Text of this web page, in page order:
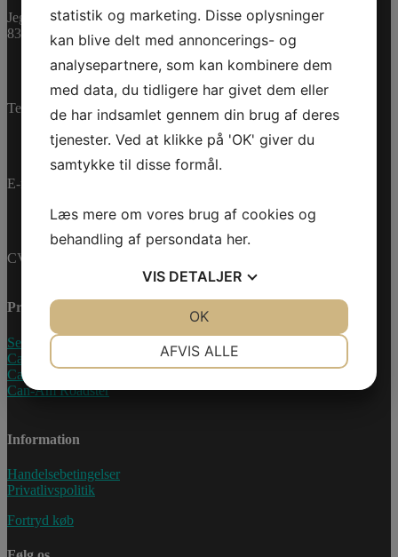
Jegstrupvej 280
8361 Hasselager
Telefon:+45 70 200 600
E-mail:
CVR-nummer: 27233678
Produkter
Sea-Doo Vandscooter
Can-Am ATV
Can-Am UTV
Can-Am Roadster
Information
Handelsebetingelser
Privatlivspolitik
Fortryd køb
statistik og marketing. Disse oplysninger
kan blive delt med annoncerings- og
analysepartnere, som kan kombinere dem
med data, du tidligere har givet dem eller
de har indsamlet gennem din brug af deres
tjenester. Ved at klikke på 'OK' giver du
samtykke til disse formål.
Læs mere om vores brug af cookies og
behandling af persondata her.
VIS DETALJER
AFVIS ALLE
OK